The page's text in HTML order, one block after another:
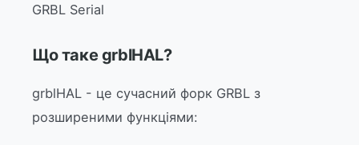
GRBL Serial
Що таке grblHAL?
grblHAL - це сучасний форк GRBL з
розширеними функціями: